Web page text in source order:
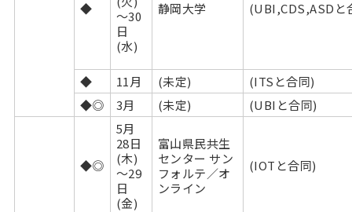
◆
～30
日
(水)
静岡大学 (UBI,CDS,ASDと
◆ 11月 (未定)
(ITSと合同)
◆◎
3月 (未定) (UBIと合同)
◆◎
5月
28日
(木)
～29
日
(金)
富山県民共生
センター サン
フォルテ／オ
ンライン
(IOTと合同)